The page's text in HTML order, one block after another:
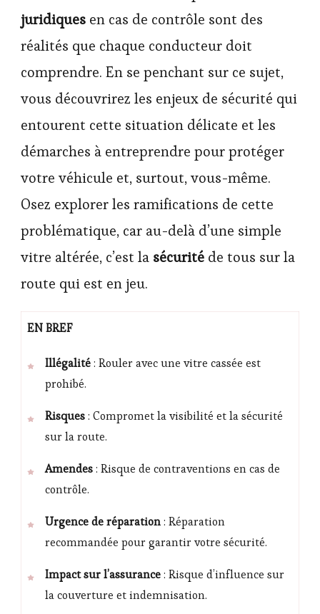
juridiques en cas de contrôle sont des
réalités que chaque conducteur doit
comprendre. En se penchant sur ce sujet,
vous découvrirez les enjeux de sécurité qui
entourent cette situation délicate et les
démarches à entreprendre pour protéger
votre véhicule et, surtout, vous-même.
Osez explorer les ramifications de cette
problématique, car au-delà d’une simple
vitre altérée, c’est la sécurité de tous sur la
route qui est en jeu.
EN BREF
Illégalité: Rouler avec une vitre cassée est
prohibé.
Risques: Compromet la visibilité et la sécurité
sur la route.
Amendes: Risque de contraventions en cas de
contrôle.
Urgence de réparation: Réparation
recommandée pour garantir votre sécurité.
Impact sur l’assurance: Risque d’influence sur
la couverture et indemnisation.